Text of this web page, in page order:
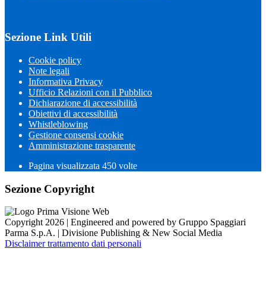
Sezione Link Utili
Cookie policy
Note legali
Informativa Privacy
Ufficio Relazioni con il Pubblico
Dichiarazione di accessibilità
Obiettivi di accessibilità
Whistleblowing
Gestione consensi cookie
Amministrazione trasparente
Pagina visualizzata 450 volte
Sezione Copyright
Copyright 2026 | Engineered and powered by Gruppo Spaggiari
Parma S.p.A. | Divisione Publishing & New Social Media
Disclaimer trattamento dati personali